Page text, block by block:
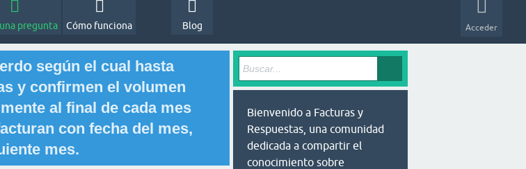
Acceder
pregunta Cómo funciona Blog
según el cual hasta
y confirmen el volumen
al final de cada mes
con fecha del mes,
mes.
Bienvenido a Facturas y
Respuestas, una comunidad
dedicada a compartir el
conocimiento sobre